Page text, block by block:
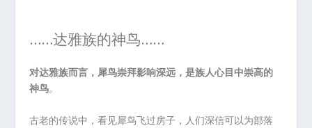
……达雅族的神鸟……
对达雅族而言，犀鸟崇拜影响深远，是族人心目中崇高的
神鸟。
古老的传说中，看见犀鸟飞过房子，人们深信可以为部落